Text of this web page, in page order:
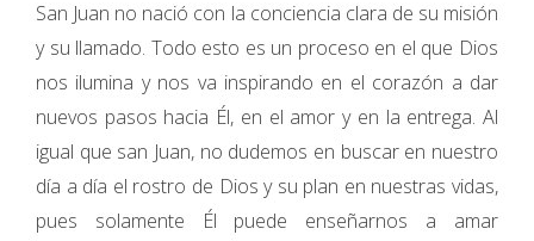
San Juan no nació con la conciencia clara de su misión
y su llamado. Todo esto es un proceso en el que Dios
nos ilumina y nos va inspirando en el corazón a dar
nuevos pasos hacia Él, en el amor y en la entrega. Al
igual que san Juan, no dudemos en buscar en nuestro
día a día el rostro de Dios y su plan en nuestras vidas,
pues solamente Él puede enseñarnos a amar